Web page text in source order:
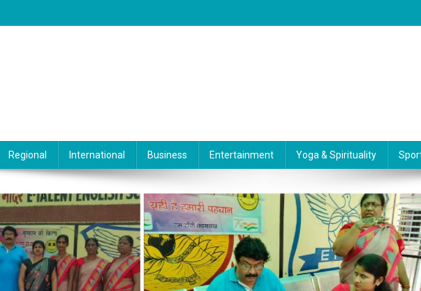
Regional International Business Entertainment Yoga & Spirituality